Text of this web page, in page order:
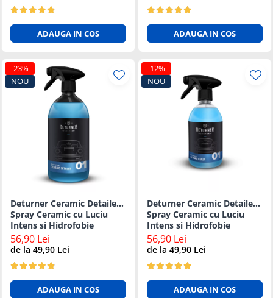
ADAUGA IN COS ADAUGA IN COS
-23%
NOU
Deturner Ceramic Detailer -
Spray Ceramic cu Luciu
Intens si Hidrofobie
Puternica - 1L
56,90 Lei
de la 49,90 Lei
ADAUGA IN COS
-12%
NOU
Deturner Ceramic Detailer -
Spray Ceramic cu Luciu
Intens si Hidrofobie
Puternica - 500ml
56,90 Lei
de la 49,90 Lei
ADAUGA IN COS